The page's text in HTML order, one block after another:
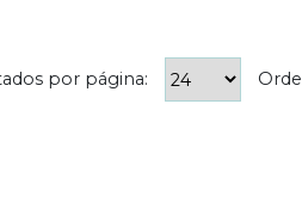
por página: